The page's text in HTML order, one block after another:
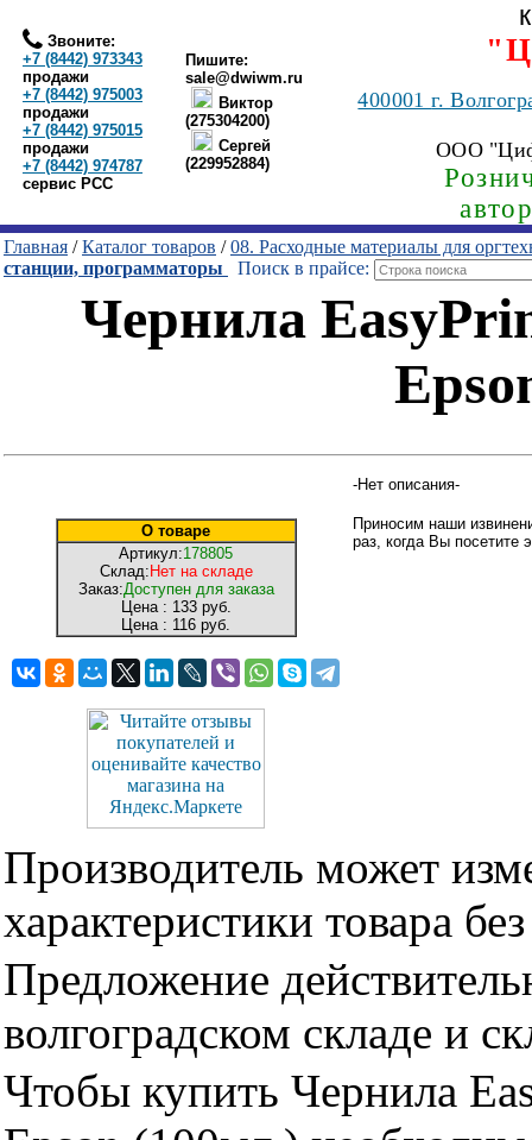
Звоните:
+7 (8442) 973343
продажи
+7 (8442) 975003
продажи
+7 (8442) 975015
продажи
+7 (8442) 974787
сервис РСС
Пишите:
sale@dwiwm.ru
Виктор
(275304200)
Сергей
(229952884)
400001г.
ООО
Главная /Каталог товаров /08. Расходные материалы для
станции, программаторы
Поиск в прайсе:
Чернила
О товаре
Артикул:178805
Склад: Нет на складе
Заказ:Доступен для заказа
Цена : 133 руб.
Цена : 116 руб.
-Нет описания-
Приносим наши
раз, когда Вы посетите
Производитель может
характеристики товара
Предложение
волгоградском складе и
Чтобы купить Чернила